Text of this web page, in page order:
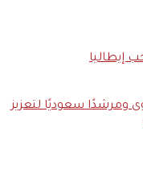
إيطاليا
45 صانع محتوى ومرشدًا سعوديًا لتعزيز